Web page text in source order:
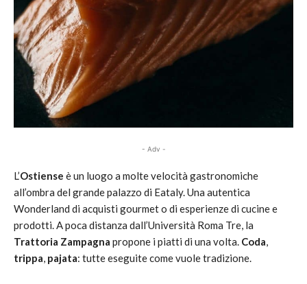
- Adv -
L’Ostiense è un luogo a molte velocità gastronomiche
all’ombra del grande palazzo di Eataly. Una autentica
Wonderland di acquisti gourmet o di esperienze di cucine e
prodotti. A poca distanza dall’Università Roma Tre, la
Trattoria Zampagna propone i piatti di una volta. Coda,
trippa, pajata: tutte eseguite come vuole tradizione.